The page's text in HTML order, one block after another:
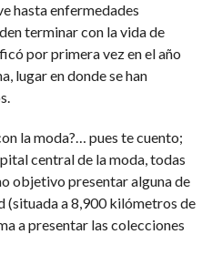
hasta enfermedades
terminar con la vida de
por primera vez en el año
lugar en donde se han
la moda?… pues te cuento;
central de la moda, todas
objetivo presentar alguna de
(situada a 8,900 kilómetros de
a presentar las colecciones